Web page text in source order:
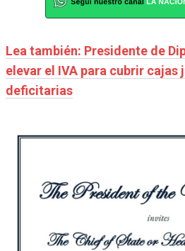
Lea también: Presidente de
elevar el IVA para cubrir cajas
deficitarias